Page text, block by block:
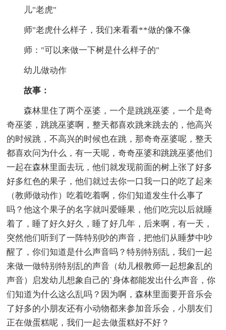
儿"老虎"
师"老虎什么样子，我们来看看**做的像不像
师："可以来做一下树是什么样子的"
幼儿做动作
故事：
森林里住了两个巫婆，一个是跳跳巫婆，一个是奇
奇巫婆，跳跳巫婆啊，整天都喜欢跳来跳去的，他高兴
的时候跳，不高兴的时候也在跳，那奇奇巫婆呢，整天
都喜欢问为什么，有一天呢，奇奇巫婆和跳跳巫婆他们
一起在森林里面去玩，他们就发现前面的树上张了好多
好多红色的果子，他们就过去你一口我一口的吃了起来
（教师做动作）吃着吃着啊，你们知道发生什么事了
吗？他这个果子的名字就叫爱睡果，他们吃完以后就睡
着了，睡了好久好久，睡了好几年，后来啊，有一天，
突然他们听到了一阵特别吵的声音，把他们从睡梦中吵
醒了，你们知道是什么声音吗？特别特别乱，我们一起
来做一做特别特别乱的声音（幼儿根教师一起想象乱的
声音）启发幼儿想象自己的`身体都能发出什么声音，你
们知道为什么这么乱吗？因为啊，森林里面要开音乐会
了好多的小朋友还有小动物都来参加音乐会，小朋友们
正在做蛋糕呢，我们一起去做蛋糕好不好？